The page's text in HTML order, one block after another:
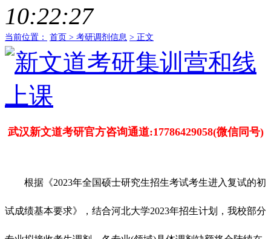
10:22:27
当前位置： 首页 > 考研调剂信息 > 正文
武汉新文道考研官方咨询通道:17786429058(微信同号)
根据《2023年全国硕士研究生招生考试考生进入复试的初
试成绩基本要求》，结合河北大学2023年招生计划，我校部分